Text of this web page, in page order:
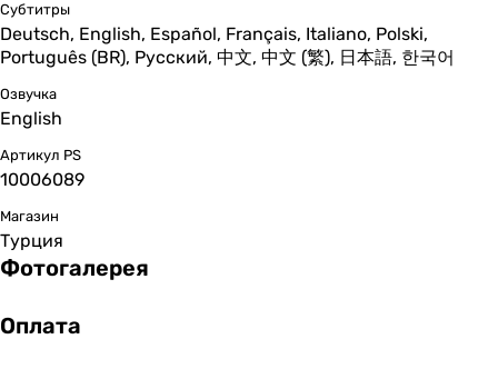
Субтитры
Deutsch, English, Español, Français, Italiano, Polski,
Português (BR), Русский, 中文, 中文 (繁), 日本語, 한국어
Озвучка
English
Артикул PS
10006089
Магазин
Турция
Фотогалерея
Оплата